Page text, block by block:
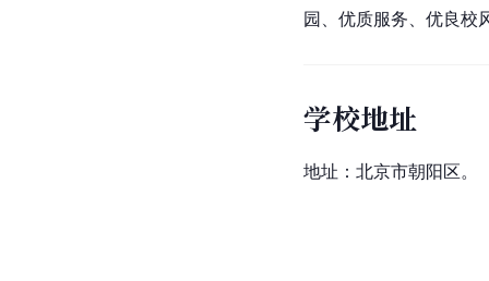
园、优质服务、优良校
学校地址
地址： 北京市朝阳区。